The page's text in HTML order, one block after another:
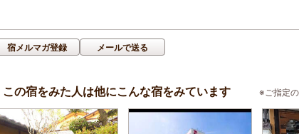
宿メルマガ登録 メールで送る
この宿をみた人は他にこんな宿をみています ※ご指定